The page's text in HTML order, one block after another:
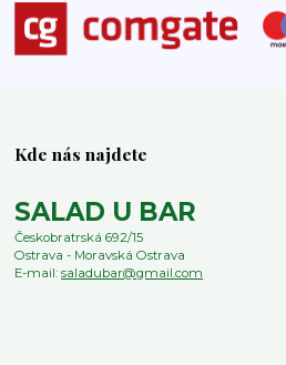
Kde nás najdete
SALAD U BAR
Českobratrská 692/15
Ostrava - Moravská Ostrava
E-mail:saladubar@gmail.com